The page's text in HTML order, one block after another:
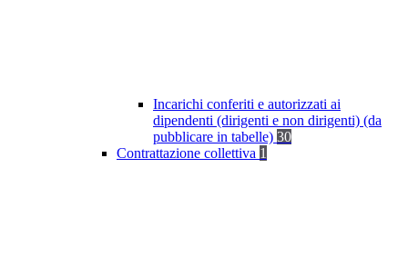
Incarichi conferiti e autorizzati ai
dipendenti (dirigenti e non dirigenti) (da
pubblicare in tabelle) 30
Contrattazione collettiva 1